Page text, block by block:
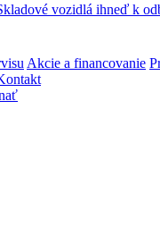
vozidlá ihneď k
Akcie a financovanie